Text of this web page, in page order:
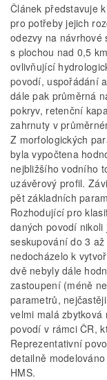
Článek představuje
pro potřeby jejich
odezvy na návrhové
s plochou nad 0,5 km
ovlivňující
povodí, uspořádání
dále pak průměrná
pokryv, retenční
zahrnuty v
Z morfologických
byla vypočtena
nejbližšího vodního
uzávěrový profil.
pět základních
Rozhodující pro
daných povodí nikoli
seskupování do 3
nedocházelo k
dvě nebyly dále
zastoupení (méně
parametrů,
velmi malá
povodí v rámci ČR,
Reprezentativní
detailně
HMS.